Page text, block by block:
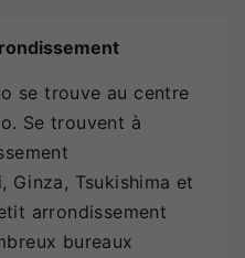
se trouve au centre
Se trouvent à
Ginza, Tsukishima et
arrondissement
bureaux